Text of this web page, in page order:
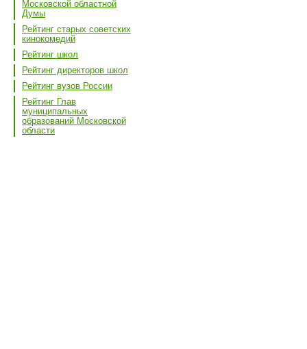
Московской областной
Думы
Рейтинг старых советских
кинокомедий
Рейтинг школ
Рейтинг директоров школ
Рейтинг вузов России
Рейтинг Глав
муниципальных
образований Московской
области